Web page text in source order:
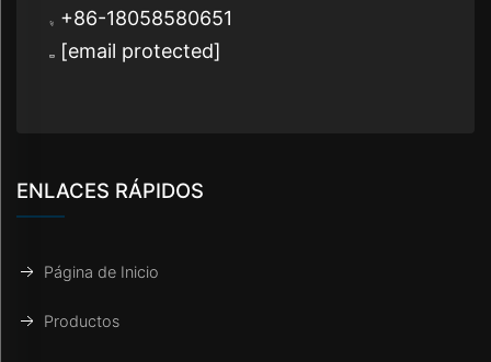
+86-18058580651
[email protected]
ENLACES RÁPIDOS
Página de Inicio
Productos